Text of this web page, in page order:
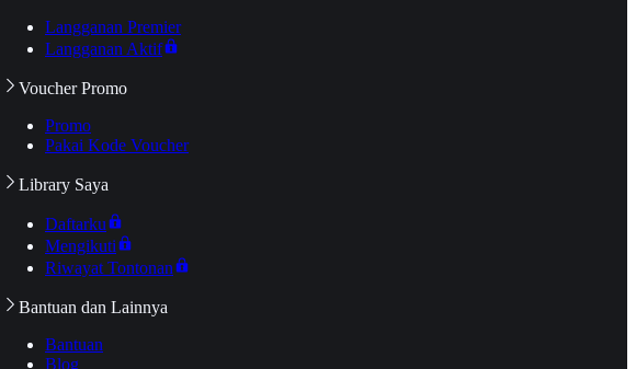
Langganan Premier
Langganan Aktif
Voucher Promo
Promo
Pakai Kode Voucher
Library Saya
Daftarku
Mengikuti
Riwayat Tontonan
Bantuan dan Lainnya
Bantuan
Blog